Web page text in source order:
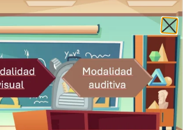
a la península a partir de 60€
Compra sin IVA
WhatsApp
0